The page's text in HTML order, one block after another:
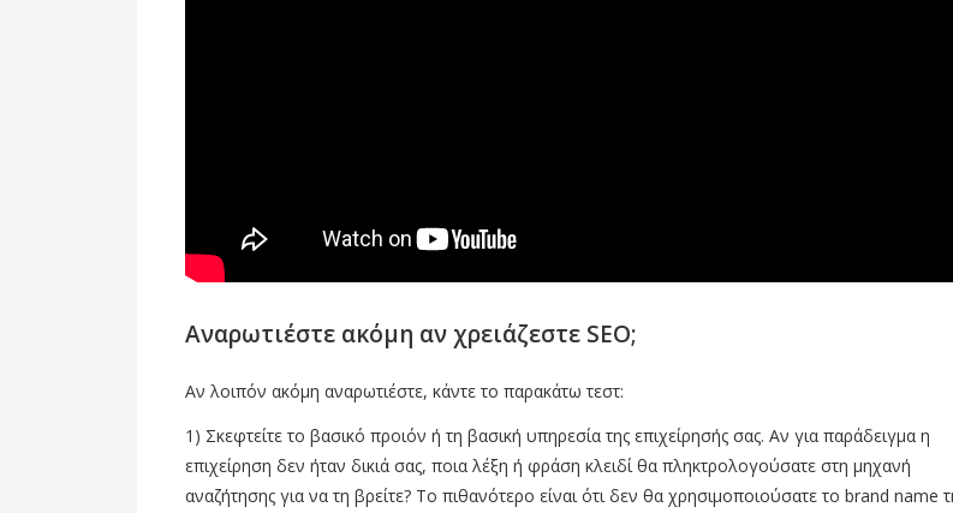
Αναρωτιέστε ακόμη αν χρειάζεστε SEO;
Αν λοιπόν ακόμη αναρωτιέστε, κάντε το παρακάτω τεστ:
1) Σκεφτείτε το βασικό προιόν ή τη βασική υπηρεσία της επιχείρησής σας. Αν για παράδειγμα η
επιχείρηση δεν ήταν δικιά σας, ποια λέξη ή φράση κλειδί θα πληκτρολογούσατε στη μηχανή
αναζήτησης για να τη βρείτε? Το πιθανότερο είναι ότι δεν θα χρησιμοποιούσατε το brand name